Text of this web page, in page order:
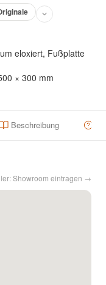
eloxiert, Fußplatte
× 300 mm
Beschreibung
Showroom eintragen →